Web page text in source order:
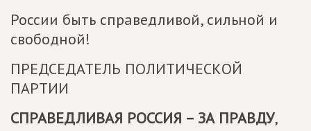
России быть справедливой, сильной и
свободной!
ПРЕДСЕДАТЕЛЬ ПОЛИТИЧЕСКОЙ
ПАРТИИ
СПРАВЕДЛИВАЯ РОССИЯ – ЗА ПРАВДУ,